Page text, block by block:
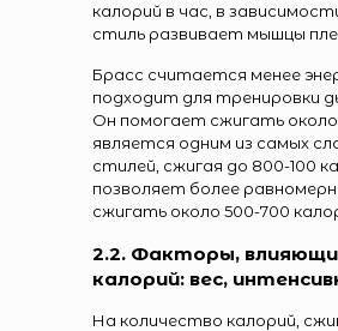
калорий в час, в
стиль развивает мышцы
Брасс считается менее
подходит для тренировки
Он помогает сжигать
является одним из самых
стилей, сжигая до 800-100
позволяет более
сжигать около 500-700
2.2. Факторы,
калорий: вес,
На количество калорий,